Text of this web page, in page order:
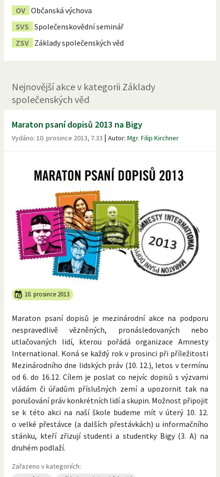
OV Občanská výchova
SVS Společenskovědní seminář
ZSV Základy společenských věd
Nejnovějšíakcev kategorii Základy
společenských věd
Maraton psaní dopisů 2013 na Bigy
Vydáno: 10. prosince 2013, 7.33 | Autor: Mgr. Filip Kirchner
10. prosince 2013
Maraton psaní dopisů je mezinárodní akce na podporu
nespravedlivě vězněných, pronásledovaných nebo
utlačovaných lidí, kterou pořádá organizace Amnesty
International. Koná se každý rok v prosinci při příležitosti
Mezinárodního dne lidských práv (10. 12.), letos v termínu
od 6. do 16.12. Cílem je poslat co nejvíc dopisů s výzvami
vládám či úřadům příslušných zemí a upozornit tak na
porušování práv konkrétních lidí a skupin. Možnost připojit
se k této akci na naší škole budeme mít v úterý 10. 12.
o velké přestávce (a dalších přestávkách) u informačního
stánku, kteří zřizují studenti a studentky Bigy (3. A) na
druhém podlaží.
Zařazeno v kategoriích: